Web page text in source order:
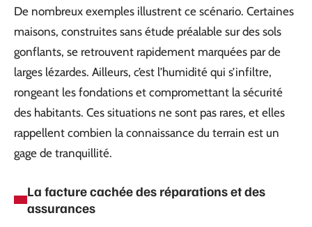
De nombreux exemples illustrent ce scénario. Certaines
maisons, construites sans étude préalable sur des sols
gonflants, se retrouvent rapidement marquées par de
larges lézardes. Ailleurs, c’est l’humidité qui s’infiltre,
rongeant les fondations et compromettant la sécurité
des habitants. Ces situations ne sont pas rares, et elles
rappellent combien la connaissance du terrain est un
gage de tranquillité.
La facture cachée des réparations et des
assurances